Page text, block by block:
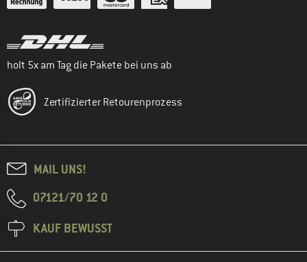
holt 5x am Tag die Pakete bei uns ab
Zertifizierter Retourenprozess
MAIL UNS!
07121/70 12 0
KAUF BEWUSST